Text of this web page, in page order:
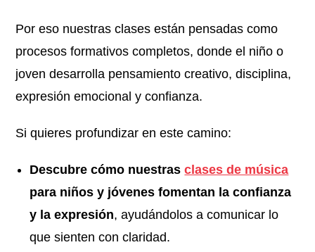
Por eso nuestras clases están pensadas como
procesos formativos completos, donde el niño o
joven desarrolla pensamiento creativo, disciplina,
expresión emocional y confianza.
Si quieres profundizar en este camino:
Descubre cómo nuestrasclases de música
para niños y jóvenes fomentan la confianza
y la expresión, ayudándolos a comunicar lo
que sienten con claridad.